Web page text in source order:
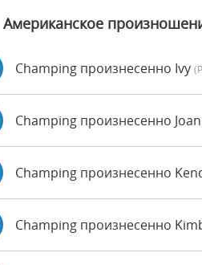
Американское
Champing произнесенно Ivy
Champing произнесенно
Champing произнесенно
Champing произнесенно